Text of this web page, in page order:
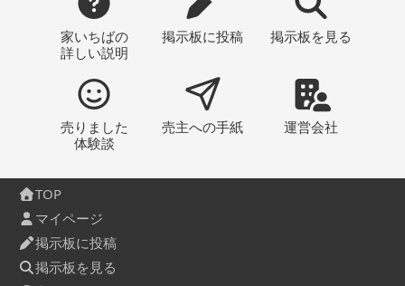
家いちばの
詳しい説明
掲示板に投稿 掲示板 を見る
売りました
体験談
売主への手紙 運営会社
TOP
マイページ
掲示板に投稿
掲示板を見る